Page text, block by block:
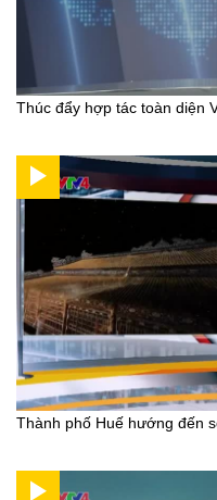
Thúc đẩy hợp tác toàn diện
Thành phố Huế hướng đến